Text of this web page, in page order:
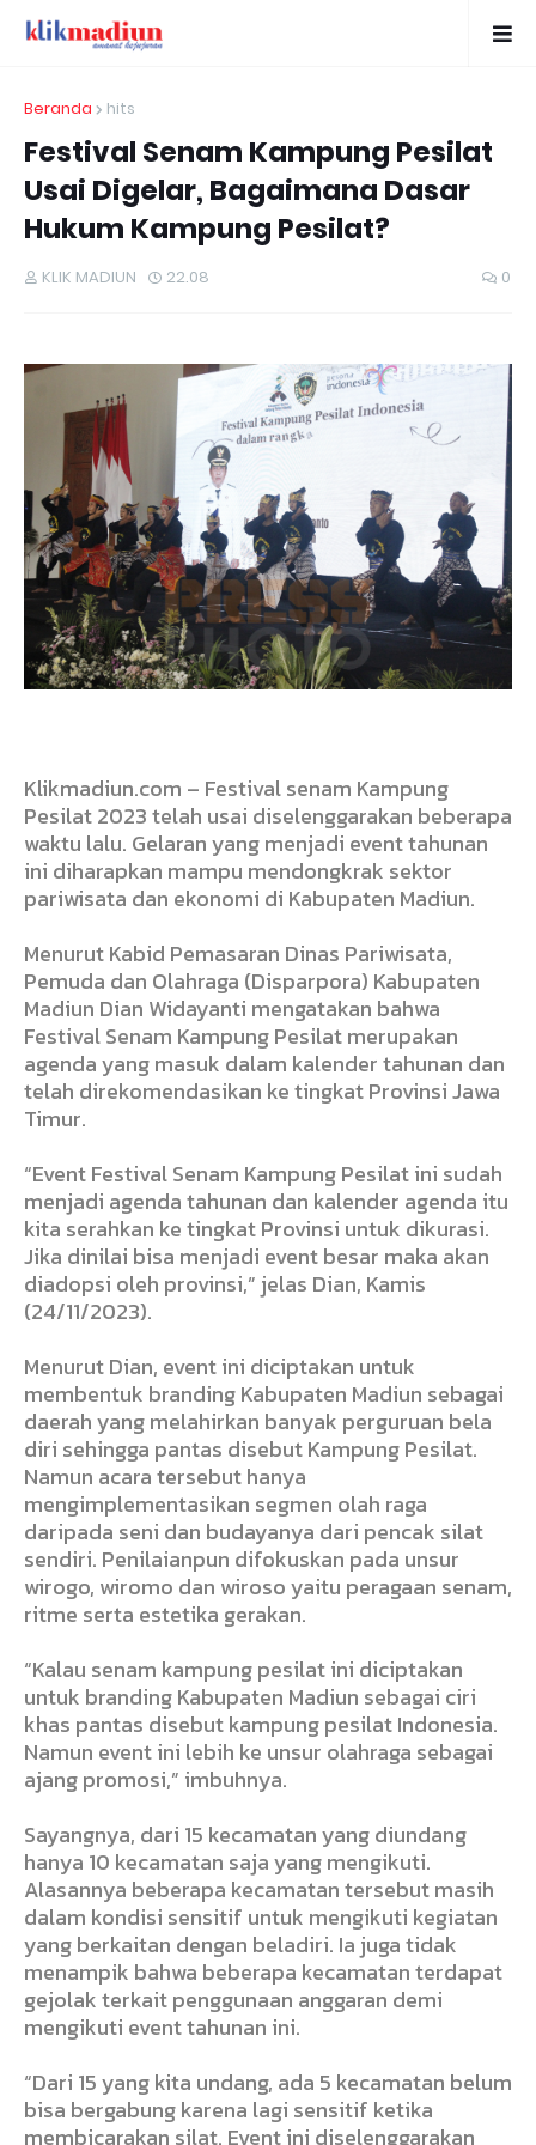
Beranda hits
Festival Senam Kampung Pesilat
Usai Digelar, Bagaimana Dasar
Hukum Kampung Pesilat?
KLIK MADIUN 22.08 0
Klikmadiun.com – Festival senam Kampung
Pesilat 2023 telah usai diselenggarakan beberapa
waktu lalu. Gelaran yang menjadi event tahunan
ini diharapkan mampu mendongkrak sektor
pariwisata dan ekonomi di Kabupaten Madiun.
Menurut Kabid Pemasaran Dinas Pariwisata,
Pemuda dan Olahraga (Disparpora) Kabupaten
Madiun Dian Widayanti mengatakan bahwa
Festival Senam Kampung Pesilat merupakan
agenda yang masuk dalam kalender tahunan dan
telah direkomendasikan ke tingkat Provinsi Jawa
Timur.
“Event Festival Senam Kampung Pesilat ini sudah
menjadi agenda tahunan dan kalender agenda itu
kita serahkan ke tingkat Provinsi untuk dikurasi.
Jika dinilai bisa menjadi event besar maka akan
diadopsi oleh provinsi,” jelas Dian, Kamis
(24/11/2023).
Menurut Dian, event ini diciptakan untuk
membentuk branding Kabupaten Madiun sebagai
daerah yang melahirkan banyak perguruan bela
diri sehingga pantas disebut Kampung Pesilat.
Namun acara tersebut hanya
mengimplementasikan segmen olah raga
daripada seni dan budayanya dari pencak silat
sendiri. Penilaianpun difokuskan pada unsur
wirogo, wiromo dan wiroso yaitu peragaan senam,
ritme serta estetika gerakan.
“Kalau senam kampung pesilat ini diciptakan
untuk branding Kabupaten Madiun sebagai ciri
khas pantas disebut kampung pesilat Indonesia.
Namun event ini lebih ke unsur olahraga sebagai
ajang promosi,” imbuhnya.
Sayangnya, dari 15 kecamatan yang diundang
hanya 10 kecamatan saja yang mengikuti.
Alasannya beberapa kecamatan tersebut masih
dalam kondisi sensitif untuk mengikuti kegiatan
yang berkaitan dengan beladiri. Ia juga tidak
menampik bahwa beberapa kecamatan terdapat
gejolak terkait penggunaan anggaran demi
mengikuti event tahunan ini.
“Dari 15 yang kita undang, ada 5 kecamatan belum
bisa bergabung karena lagi sensitif ketika
membicarakan silat. Event ini diselenggarakan